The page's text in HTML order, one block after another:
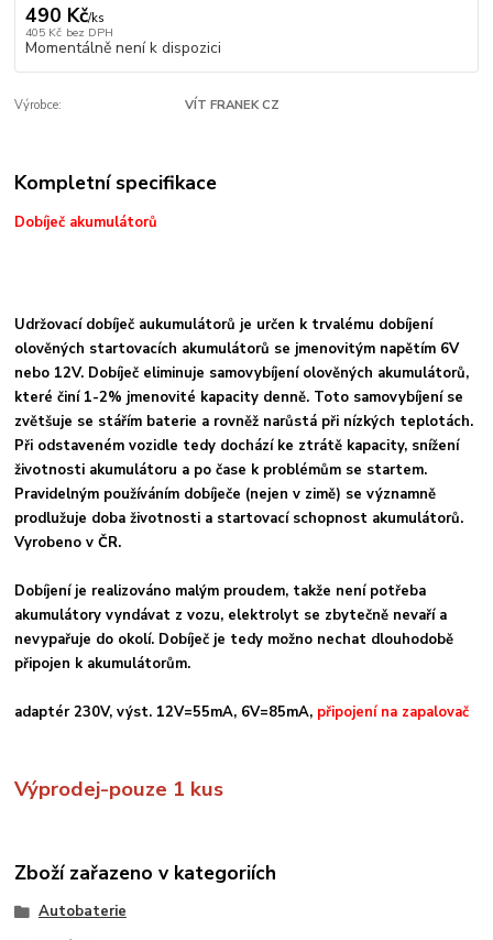
490 Kč/ks
405 Kč bez DPH
Momentálně není k dispozici
Výrobce: VÍT FRANEK CZ
Kompletní specifikace
Dobíječ akumulátorů
Udržovací dobíječ aukumulátorů je určen k trvalému dobíjení
olověných startovacích akumulátorů se jmenovitým napětím 6V
nebo 12V. Dobíječ eliminuje samovybíjení olověných akumulátorů,
které činí 1-2% jmenovité kapacity denně. Toto samovybíjení se
zvětšuje se stářím baterie a rovněž narůstá při nízkých teplotách.
Při odstaveném vozidle tedy dochází ke ztrátě kapacity, snížení
životnosti akumulátoru a po čase k problémům se startem.
Pravidelným používáním dobíječe (nejen v zimě) se významně
prodlužuje doba životnosti a startovací schopnost akumulátorů.
Vyrobeno v ČR.
Dobíjení je realizováno malým proudem, takže není potřeba
akumulátory vyndávat z vozu, elektrolyt se zbytečně nevaří a
nevypařuje do okolí. Dobíječ je tedy možno nechat dlouhodobě
připojen k akumulátorům.
adaptér 230V, výst. 12V=55mA, 6V=85mA, připojení na zapalovač
Výprodej-pouze 1 kus
Zboží zařazeno v kategoriích
Autobaterie